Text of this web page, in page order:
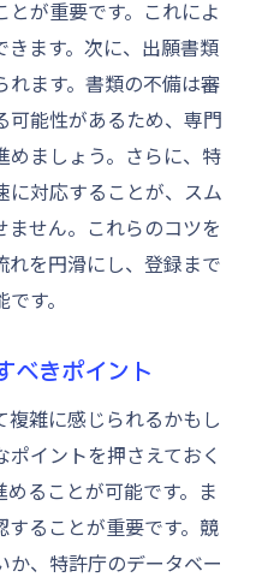
ためのポイント
が重要です。これによ
きます。次に、出願書類
れます。書類の不備は審
可能性があるため、専門
めましょう。さらに、特
に対応することが、スム
せん。これらのコツを
を円滑にし、登録まで
す。
べきポイント
雑に感じられるかもし
イントを押さえておく
ることが可能です。ま
ることが重要です。競
、特許庁のデータベー